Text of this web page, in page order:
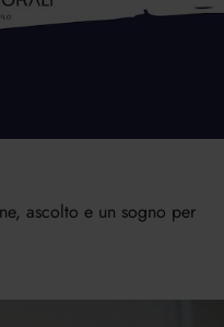
ascolto e un sogno per